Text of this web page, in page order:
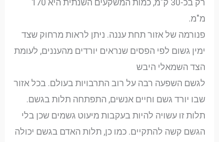
רק בכ-30 ק"מ, כמות המשקעים השנתית היא 170
מ"מ.
פנורמה של אזור תחת עננה. ניתן לראות מרחוק שצד
ימין גשום לפי הפסים שנראים יורדים מהעננים, לעומת
הצד השמאלי היבש
לגשם השפעה רבה על רוב התרבויות בעולם. בכל אזור
שבו יורד גשם וחיים אנשים, התפתחה תלות בגשם.
תלות זו עשויה להיות בעקבות מיעוט גשמים שכן בלי
הגשם קשה להתקיים. כמו כן, תלות האדם בגשם יכולה